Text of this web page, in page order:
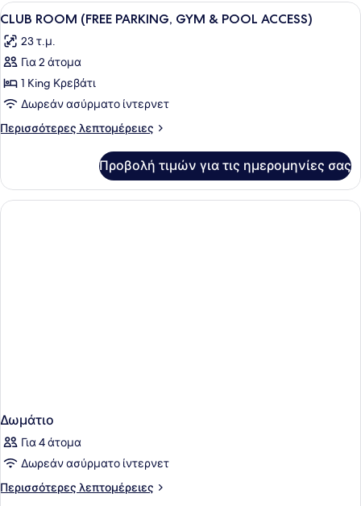
Double
Προβολή
όλων
των
φωτογραφιών
για
CLUB
ROOM
(FREE
GYM
&
POOL
Ένα σύγχρονο υπνοδωμάτιο με
8
CLUB ROOM (FREE PARKING, GYM & POOL ACCESS)
23 τ.μ.
Για 2 άτομα
1 King Κρεβάτι
Δωρεάν ασύρματο ίντερνετ
Περισσότερες λεπτομέρειες
Περισσότερες
ROOM
(FREE
PARKING,
Προβολή τιμών για τις ημερομηνίες σας
Δωμάτιο
Για 4 άτομα
Δωρεάν ασύρματο ίντερνετ
Περισσότερες λεπτομέρειες
Περισσότερες